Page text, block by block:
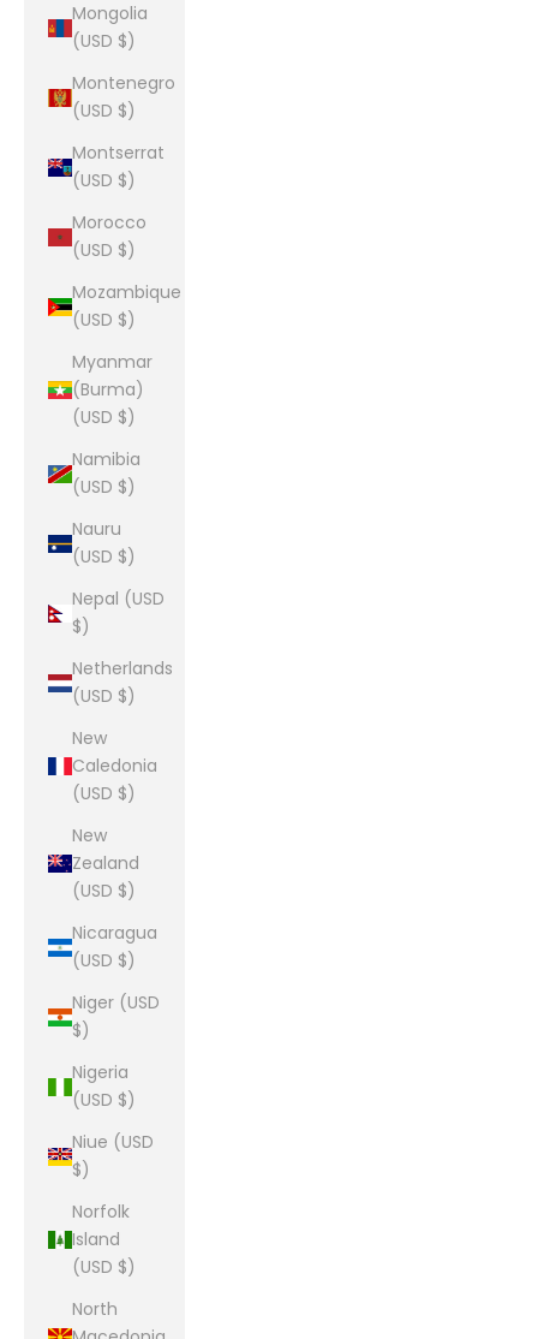
Mongolia
(USD $)
Montenegro
(USD $)
Montserrat
(USD $)
Morocco
(USD $)
Mozambique
(USD $)
Myanmar
(Burma)
(USD $)
Namibia
(USD $)
Nauru
(USD $)
Nepal (USD
$)
Netherlands
(USD $)
New
Caledonia
(USD $)
New
Zealand
(USD $)
Nicaragua
(USD $)
Niger (USD
$)
Nigeria
(USD $)
Niue (USD
$)
Norfolk
Island
(USD $)
North